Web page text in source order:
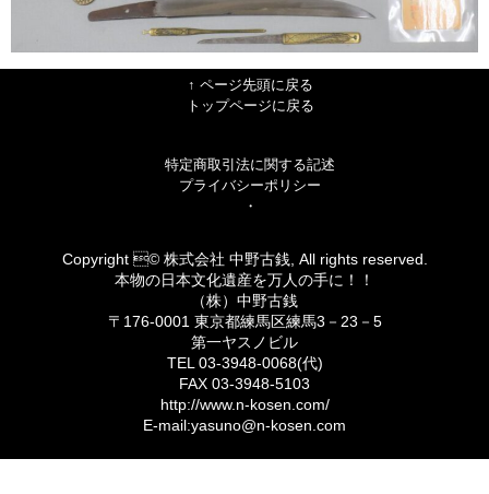
↑ ページ先頭に戻る
トップページに戻る
特定商取引法に関する記述
プライバシーポリシー
・
Copyright © 株式会社 中野古銭, All rights reserved.
本物の日本文化遺産を万人の手に！！
（株）中野古銭
〒176-0001 東京都練馬区練馬3－23－5
第一ヤスノビル
TEL 03-3948-0068(代)
FAX 03-3948-5103
http://www.n-kosen.com/
E-mail:yasuno@n-kosen.com